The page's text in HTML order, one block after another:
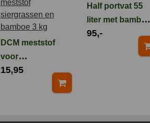
DCM meststof
voor
siergrassen en
15,95
Half portvat 55
liter met bamboe
Fargesia Rufa
95,-